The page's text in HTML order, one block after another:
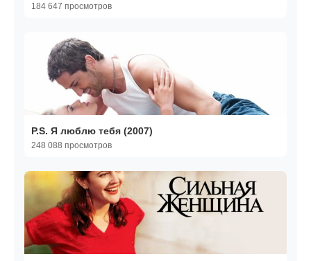
184 647 просмотров
P.S. Я люблю тебя (2007)
248 088 просмотров